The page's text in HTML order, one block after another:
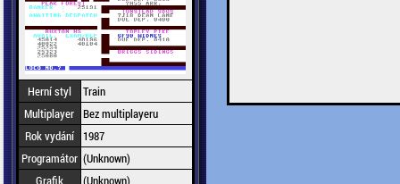
Herní styl
Train
Multiplayer Bez multiplayeru
Rok vydání
1987
Programátor (Unknown)
Grafik
(Unknown)